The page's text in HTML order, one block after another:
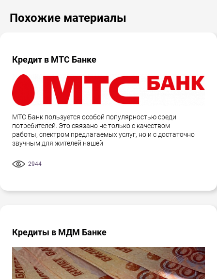
Похожие материалы
Кредит в МТС Банке
МТС Банк пользуется особой популярностью среди
потребителей. Это связано не только с качеством
работы, спектром предлагаемых услуг, но и с достаточно
звучным для жителей нашей
2944
Кредиты в МДМ Банке